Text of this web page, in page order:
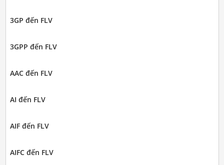
3GP đến FLV
3GPP đến FLV
AAC đến FLV
AI đến FLV
AIF đến FLV
AIFC đến FLV